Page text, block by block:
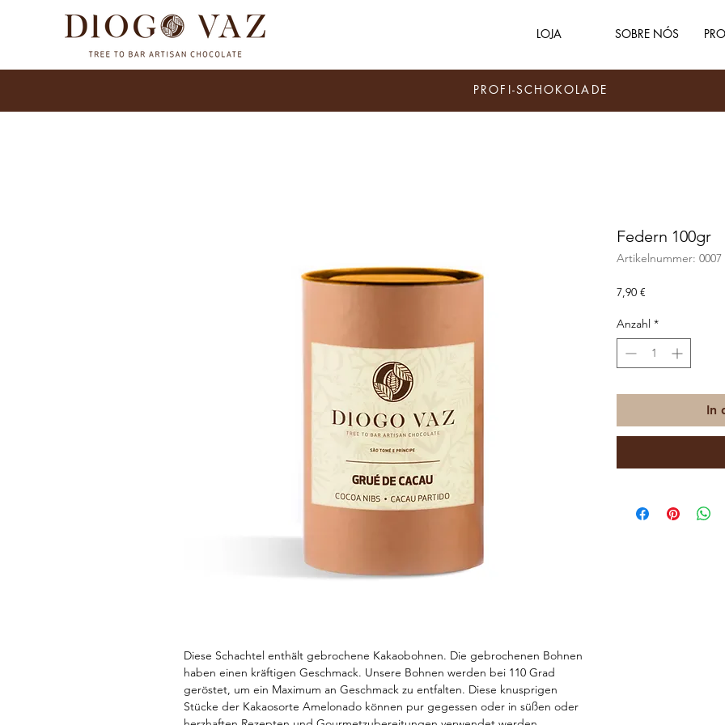
LOJA SOBRE NÓS
PROFI-SCHOKOLADE
Diese Schachtel enthält gebrochene Kakaobohnen. Die gebrochenen Bohnen
haben einen kräftigen Geschmack. Unsere Bohnen werden bei 110 Grad
geröstet, um ein Maximum an Geschmack zu entfalten. Diese knusprigen
Stücke der Kakaosorte Amelonado können pur gegessen oder in süßen oder
Federn 100gr
Artikelnummer: 0007
7,90 €
Anzahl *
In